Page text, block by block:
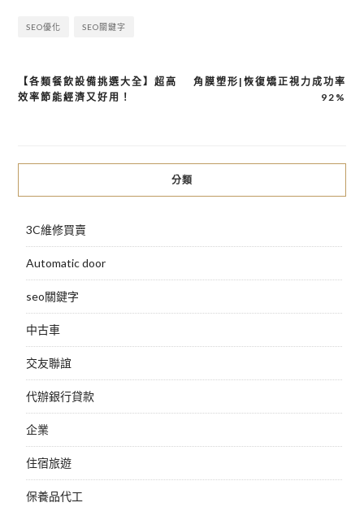
SEO優化 SEO關鍵字
文
覽
角膜塑形|恢復矯正視力成功率
92%
【各類餐飲設備挑選大全】超高
效率節能經濟又好用！
分類
3C維修買賣
Automatic door
seo關鍵字
中古車
交友聯誼
代辦銀行貸款
企業
住宿旅遊
保養品代工